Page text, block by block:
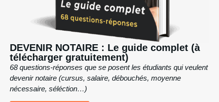
DEVENIR NOTAIRE : Le guide complet (à
télécharger gratuitement)
68 questions-réponses que se posent les étudiants qui veulent
devenir notaire (cursus, salaire, débouchés, moyenne
nécessaire, séléction…)